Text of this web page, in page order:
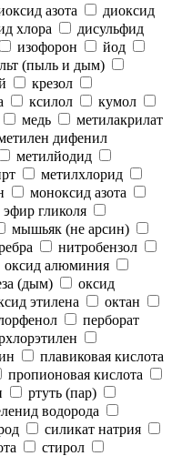
азота
диоксид
хлора
дисульфид
изофорон
йод
(пыль и дым)
крезол
ксилол
кумол
медь
метилакрилат
дифенил
метилйодид
метилхлорид
моноксид азота
гликоля
мышьяк (не арсин)
нитробензол
оксид алюминия
(дым)
оксид
этилена
октан
перборат
плавиковая кислота
пропионовая кислота
ртуть (пар)
водорода
силикат натрия
стирол